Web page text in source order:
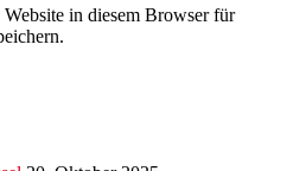
in diesem Browser für